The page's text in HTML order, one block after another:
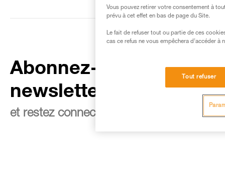
Abonnez-vous à la
newsletter
et restez connecté à notre actualité
Vous pouvez retirer votre consentement à
prévu à cet effet en bas de page du Site.
Le fait de refuser tout ou partie de ces
cas ce refus ne vous empêchera d’accéder à
Tout refuser